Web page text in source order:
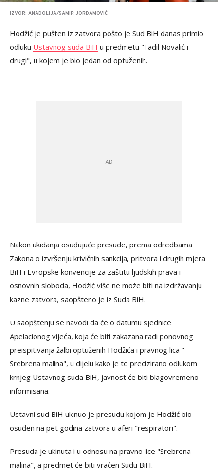
IZVOR: ANADOLIJA/SAMIR JORDAMOVIĆ
Hodžić je pušten iz zatvora pošto je Sud BiH danas primio
odluku Ustavnog suda BiH u predmetu "Fadil Novalić i
drugi", u kojem je bio jedan od optuženih.
Nakon ukidanja osuđujuće presude, prema odredbama
Zakona o izvršenju krivičnih sankcija, pritvora i drugih mjera
BiH i Evropske konvencije za zaštitu ljudskih prava i
osnovnih sloboda, Hodžić više ne može biti na izdržavanju
kazne zatvora, saopšteno je iz Suda BiH.
U saopštenju se navodi da će o datumu sjednice
Apelacionog vijeća, koja će biti zakazana radi ponovnog
preispitivanja žalbi optuženih Hodžića i pravnog lica "
Srebrena malina", u dijelu kako je to precizirano odlukom
krnjeg Ustavnog suda BiH, javnost će biti blagovremeno
informisana.
Ustavni sud BiH ukinuo je presudu kojom je Hodžić bio
osuđen na pet godina zatvora u aferi "respiratori".
Presuda je ukinuta i u odnosu na pravno lice "Srebrena
malina", a predmet će biti vraćen Sudu BiH.